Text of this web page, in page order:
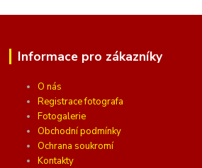
Informace pro zákazníky
O nás
Registrace fotografa
Fotogalerie
Obchodní podmínky
Ochrana soukromí
Kontakty